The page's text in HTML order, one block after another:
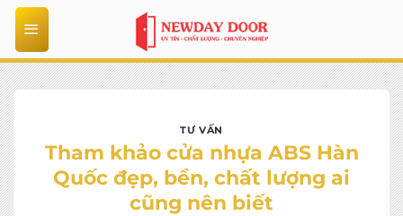
Bỏ
qua
nội
dung
TƯ VẤN
Tham khảo cửa nhựa ABS Hàn
Quốc đẹp, bền, chất lượng ai
cũng nên biết